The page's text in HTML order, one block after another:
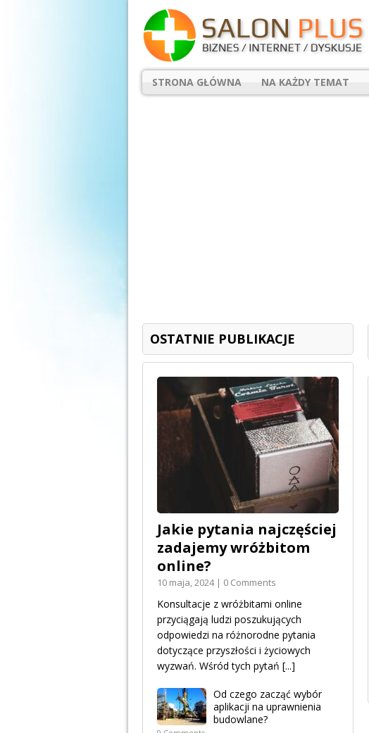
STRONA GŁÓWNA NA KAŻDY TEMAT
OSTATNIE PUBLIKACJE
Jakie pytania najczęściej
zadajemy wróżbitom
online?
10 maja, 2024 | 0 Comments
Konsultacje z wróżbitami online
przyciągają ludzi poszukujących
odpowiedzi na różnorodne pytania
dotyczące przyszłości i życiowych
wyzwań. Wśród tych pytań [...]
Od czego zacząć wybór
aplikacji na uprawnienia
budowlane?